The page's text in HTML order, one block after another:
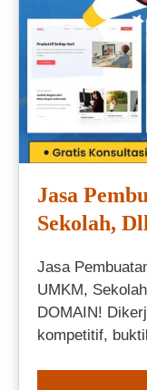
Jasa
Sekolah,
Jasa
UMKM,
DOMAIN!
kompetitif,